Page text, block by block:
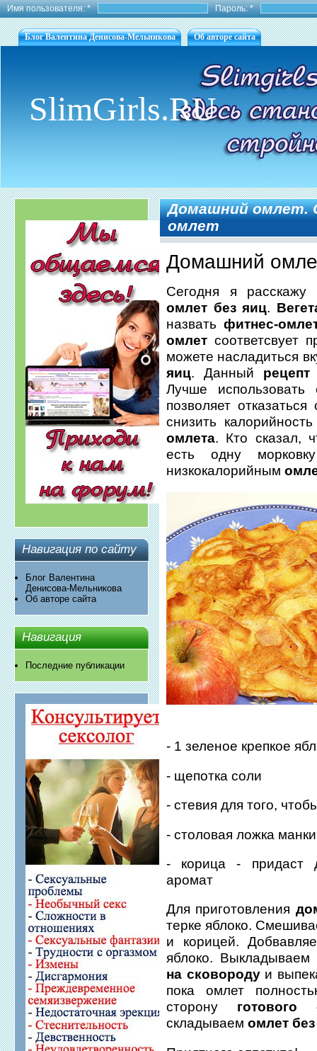
Имя пользователя:* Пароль:*
Блог Валентина Денисова-Мельникова Об авторе сайта
SlimGirls.RU
Навигация по сайту
Блог Валентина
Денисова-Мельникова
Об авторе сайта
Навигация
Последние публикации
Домашний омлет.
омлет
Домашний
Сегодня я
омлет без яиц.
назвать фитнес-
омлет соответсвует
можете насладиться
яиц. Данный
Лучше использовать
позволяет
снизить
омлета. Кто сказал,
есть одну
низкокалорийным
- 1 зеленое крепкое
- щепотка соли
- стевия для того,
- столовая ложка манки
- корица - придаст
аромат
Для приготовления
терке яблоко.
и корицей.
яблоко.
на сковородуи
пока омлет
сторону готового
складываемомлет